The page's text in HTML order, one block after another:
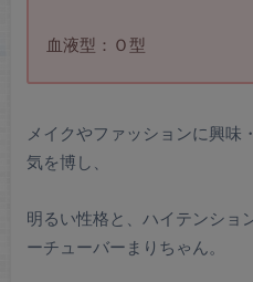
血液型：Ｏ型
メイクやファッションに興味
気を博し、
明るい性格と、ハイテンショ
ーチューバーまりちゃん。